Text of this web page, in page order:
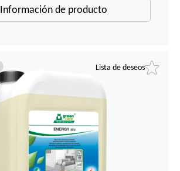
Información de producto
Lista de deseos